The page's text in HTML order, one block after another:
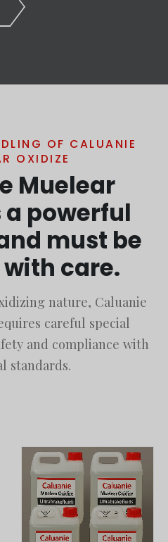
OF CALUANIE
OXIDIZE
Muelear
a powerful
must be
care.
nature, Caluanie
careful special
and compliance with
standards.